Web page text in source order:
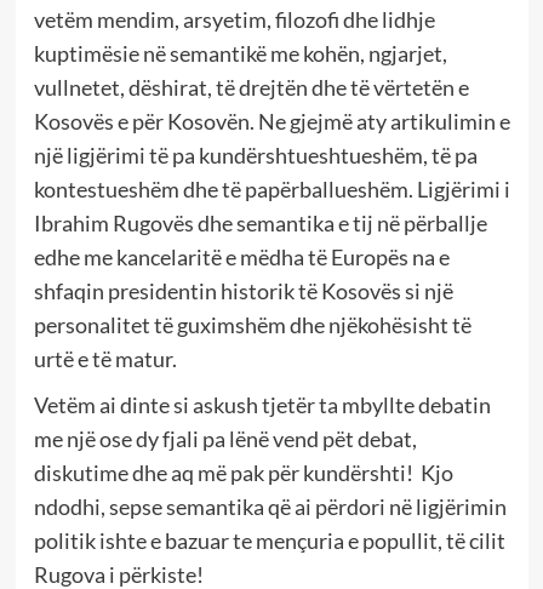
vetëm mendim, arsyetim, filozofi dhe lidhje
kuptimësie në semantikë me kohën, ngjarjet,
vullnetet, dëshirat, të drejtën dhe të vërtetën e
Kosovës e për Kosovën. Ne gjejmë aty artikulimin e
një ligjërimi të pa kundërshtueshtueshëm, të pa
kontestueshëm dhe të papërballueshëm. Ligjërimi i
Ibrahim Rugovës dhe semantika e tij në përballje
edhe me kancelaritë e mëdha të Europës na e
shfaqin presidentin historik të Kosovës si një
personalitet të guximshëm dhe njëkohësisht të
urtë e të matur.
Vetëm ai dinte si askush tjetër ta mbyllte debatin
me një ose dy fjali pa lënë vend pët debat,
diskutime dhe aq më pak për kundërshti! Kjo
ndodhi, sepse semantika që ai përdori në ligjërimin
politik ishte e bazuar te mençuria e popullit, të cilit
Rugova i përkiste!